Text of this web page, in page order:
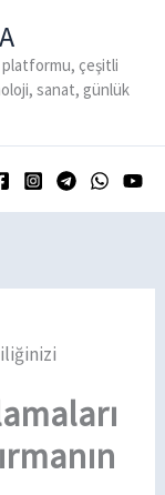
platformu, çeşitli
sanat, günlük